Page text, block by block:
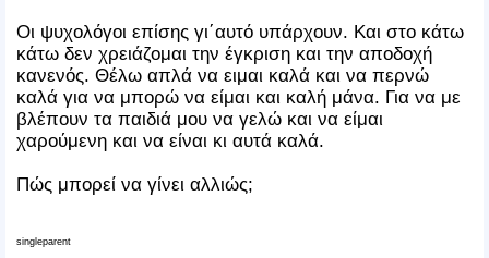
Οι ψυχολόγοι επίσης γι΄αυτό υπάρχουν. Και στο κάτω
κάτω δεν χρειάζομαι την έγκριση και την αποδοχή
κανενός. Θέλω απλά να ειμαι καλά και να περνώ
καλά για να μπορώ να είμαι και καλή μάνα. Για να με
βλέπουν τα παιδιά μου να γελώ και να είμαι
χαρούμενη και να είναι κι αυτά καλά.
Πώς μπορεί να γίνει αλλιώς;
singleparent